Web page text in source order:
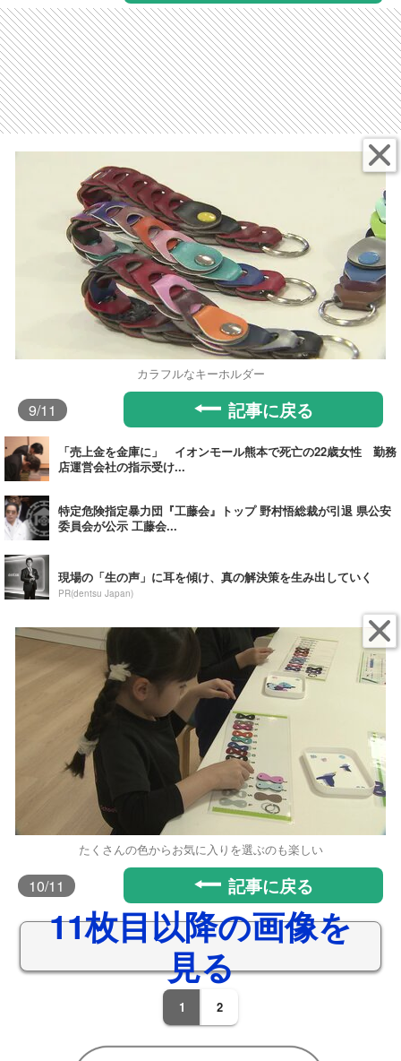
カラフルなキーホルダー
9/11 記事に戻る
「売上金を金庫に」 イオンモール熊本で死亡の22歳女性 勤務
店運営会社の指示受け...
特定危険指定暴力団『工藤会』トップ 野村悟総裁が引退 県公安
委員会が公示 工藤会...
現場の「生の声」に耳を傾け、真の解決策を生み出していく
PR(dentsu Japan)
たくさんの色からお気に入りを選ぶのも楽しい
10/11 記事に戻る
11枚目以降の画像を
見る
1 2